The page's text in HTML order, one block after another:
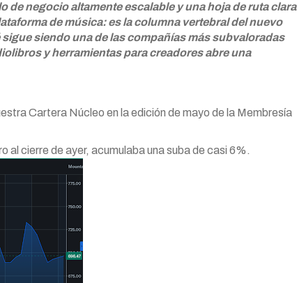
negocio altamente escalable y una hoja de ruta clara
de música: es la columna vertebral del nuevo
siendo una de las compañías más subvaloradas
y herramientas para creadores abre una
Cartera Núcleo en la edición de mayo de la Membresía
al cierre de ayer, acumulaba una suba de casi 6%.